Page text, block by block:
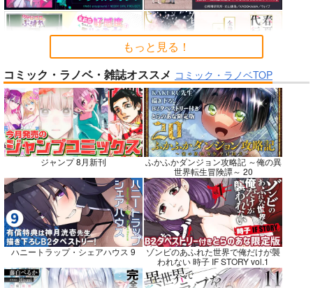
サンプル
カート
サンプル
カート
サンプル
カート
No.7
Fresh＆Smooth
ロイヤルマウンテン
770円（税込）
No.7
嫌な顔されながらおパ
ンツ見せてもらいたい
本14
アニマルマシーン
787円（税込）
No.9
FETISH ACADEMY
ロイヤルマウンテン
770円（税込）
もっと見る！
コミック・ラノベ・雑誌オススメ コミック・ラノベTOP
ジャンプ 8月新刊
ふかふかダンジョン攻略記 ～俺の異
世界転生冒険譚～ 20
ハニートラップ・シェアハウス 9
ゾンビのあふれた世界で俺だけが襲
われない 時子 IF STORY vol.1